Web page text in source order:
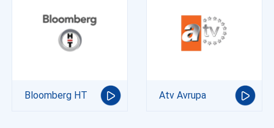
Bloomberg HT Atv Avrupa